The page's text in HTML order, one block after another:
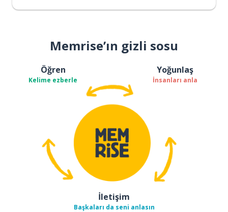
Memrise’ın gizli sosu
Öğren
Kelime ezberle
Yoğunlaş
İnsanları anla
İletişim
Başkaları da seni anlasın